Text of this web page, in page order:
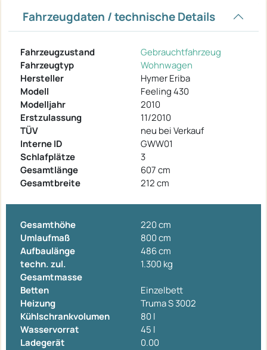
Fahrzeugdaten / technische Details
Fahrzeugzustand
Gebrauchtfahrzeug
Fahrzeugtyp
Wohnwagen
Hersteller
Hymer Eriba
Modell
Feeling 430
Modelljahr
2010
Erstzulassung
11/2010
TÜV
neu bei Verkauf
Interne ID
GWW01
Schlafplätze
3
Gesamtlänge
607 cm
Gesamtbreite
212 cm
Gesamthöhe
220 cm
Umlaufmaß
800 cm
Aufbaulänge
486 cm
techn. zul.
Gesamtmasse
1.300 kg
Betten
Einzelbett
Heizung
Truma S 3002
Kühlschrankvolumen
80 l
Wasservorrat
45 l
Ladegerät
0.00